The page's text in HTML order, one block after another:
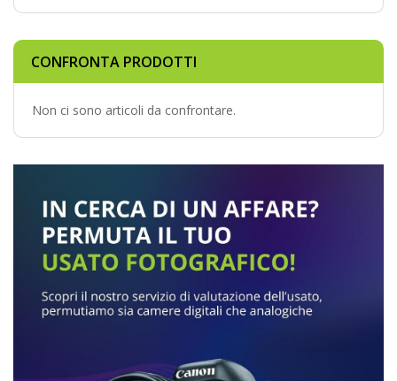
CONFRONTA PRODOTTI
Non ci sono articoli da confrontare.